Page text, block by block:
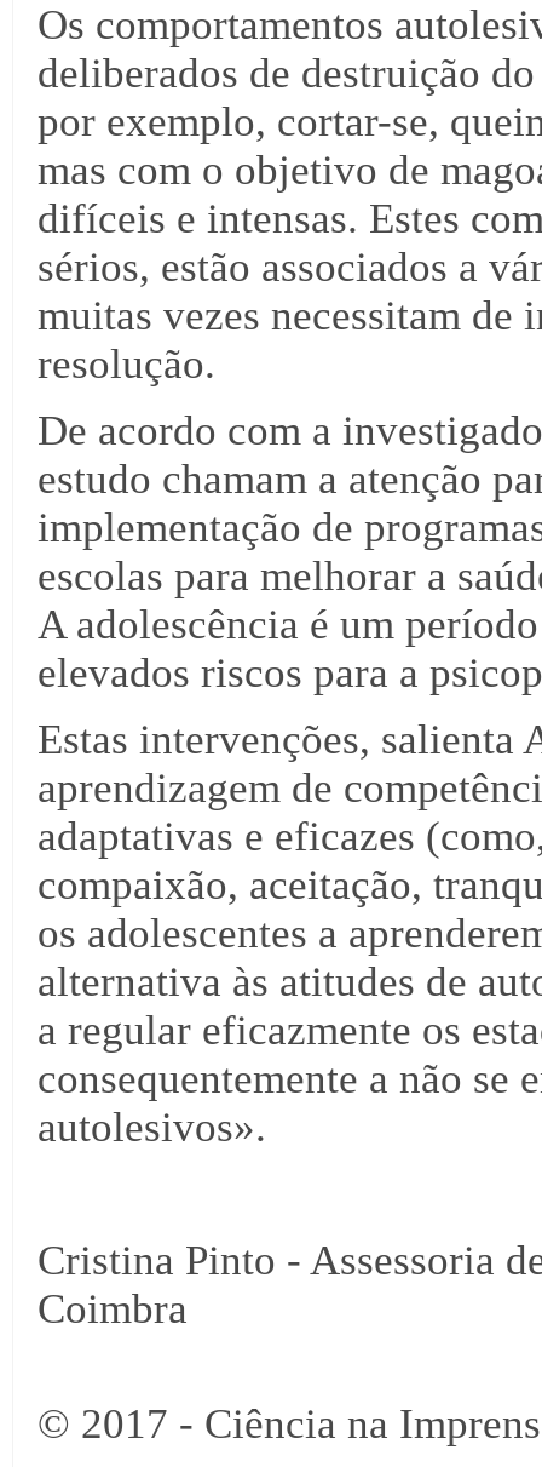
Os comportamentos
deliberados de destruição
por exemplo, cortar-se,
mas com o objetivo de
difíceis e intensas. Estes
sérios, estão associados a
muitas vezes necessitam de
resolução.
De acordo com a
estudo chamam a atenção
implementação de
escolas para melhorar a
A adolescência é um
elevados riscos para a
Estas intervenções,
aprendizagem de
adaptativas e eficazes
compaixão, aceitação,
os adolescentes a
alternativa às atitudes de
a regular eficazmente os
consequentemente a não se
autolesivos».
Cristina Pinto - Assessoria
Coimbra
© 2017 - Ciência na